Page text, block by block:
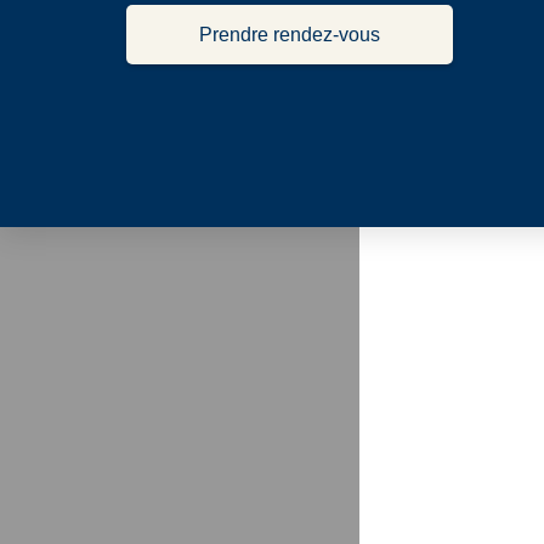
Prendre rendez-vous